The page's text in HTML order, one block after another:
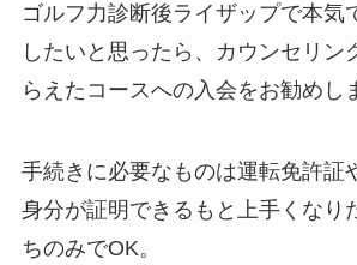
ゴルフ力診断後ライザップで本気
したいと思ったら、カウンセリン
らえたコースへの入会をお勧めし
手続きに必要なものは運転免許証
身分が証明できるもと上手くなり
ちのみでOK。